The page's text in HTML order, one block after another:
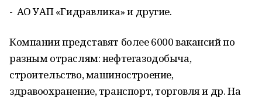
- АО УАП «Гидравлика» и другие.
Компании представят более 6000 вакансий по
разным отраслям: нефтегазодобыча,
строительство, машиностроение,
здравоохранение, транспорт, торговля и др. На